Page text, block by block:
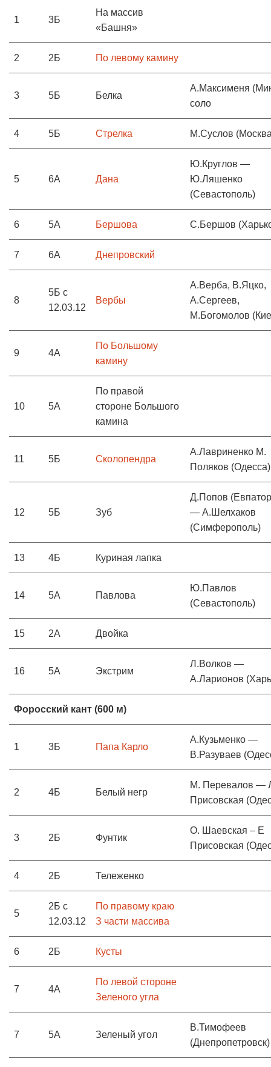
1 3Б
На массив
«Башня»
2 2Б По левому камину
3 5Б Белка
А.Максименя
соло
4 5Б Стрелка М.Суслов
5 6А Дана
Ю.Круглов —
Ю.Ляшенко
(Севастополь)
6 5А Бершова С.Бершов
7 6А Днепровский
8
5Б с
12.03.12
Вербы
А.Верба, В.Яцко,
А.Сергеев,
М.Богомолов
9 4А
По Большому
камину
10 5А
По правой
стороне Большого
камина
11 5Б Сколопендра
А.Лавриненко М.
Поляков (Одесса)
12 5Б Зуб
Д.Попов
— А.Шелхаков
(Симферополь)
13 4Б Куриная лапка
14 5А Павлова
Ю.Павлов
(Севастополь)
15 2А Двойка
16 5А Экстрим
Л.Волков —
А.Ларионов
Форосский кант (600 м)
1 3Б Папа Карло
А.Кузьменко —
В.Разуваев
2 4Б Белый негр
М. Перевалов —
Присовская
3 2Б Фунтик
О. Шаевская – Е
Присовская
4 2Б Тележенко
5
2Б с
12.03.12
По правому краю
З части массива
6 2Б Кусты
7 4А
По левой стороне
Зеленого угла
7 5А Зеленый угол
В.Тимофеев
(Днепропетровск)